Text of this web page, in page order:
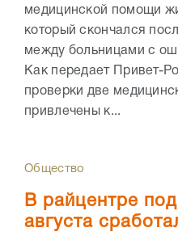
медицинской помощи
который скончался
между больницами с
Как передает Привет-
проверки две
привлечены к...
Общество
В райцентре
августа